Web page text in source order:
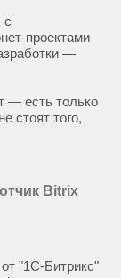
с
проектами
—
— есть только
стоят того,
Bitrix
"1С-Битрикс"